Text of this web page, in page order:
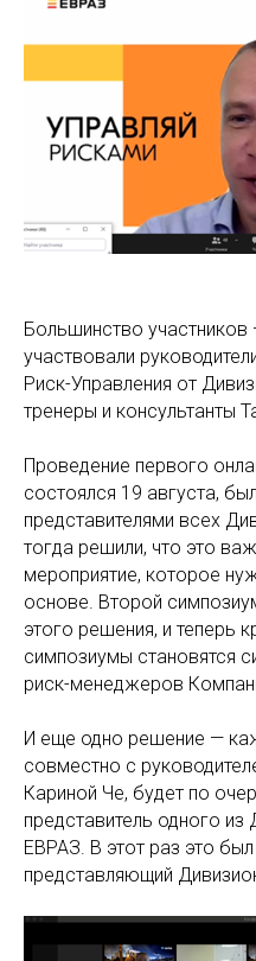
Большинство
участвовали
Риск-Управления от
тренеры и консультанты
Проведение первого
состоялся 19 августа,
представителями всех
тогда решили, что это
мероприятие, которое
основе. Второй
этого решения, и теперь
симпозиумы становятся
риск-менеджеров
И еще одно решение —
совместно с
Кариной Че, будет по
представитель одного
ЕВРАЗ. В этот раз это
представляющий